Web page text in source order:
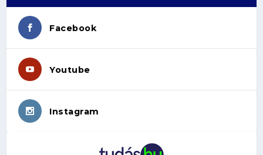
Facebook
Youtube
Instagram